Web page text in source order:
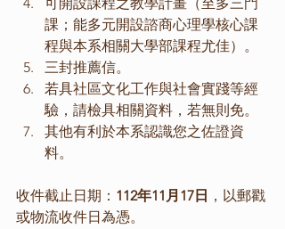
課；能多元開設諮商心理學核心課
程與本系相關大學部課程尤佳）。
三封推薦信。
若具社區文化工作與社會實踐等經
驗，請檢具相關資料，若無則免。
其他有利於本系認識您之佐證資
料。
收件截止日期： 112年11月17日 ，以郵戳
或物流收件日為憑。